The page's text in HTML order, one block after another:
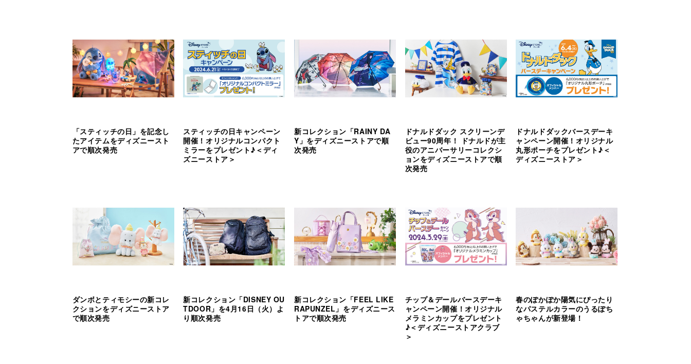
「スティッチの日」を記念し
たアイテムをディズニースト
アで順次発売
スティッチの日キャンペーン
開催！オリジナルコンパクト
ミラーをプレゼント♪＜ディ
ズニーストア＞
新コレクション「RAINY DA
Y」をディズニーストアで順
次発売
ドナルドダック スクリーンデ
ビュー90周年！ ドナルドが主
役のアニバーサリーコレクシ
ョンをディズニーストアで順
次発売
ドナルドダックバースデーキ
ャンペーン開催！オリジナル
丸形ポーチをプレゼント♪＜
ディズニーストア＞
ダンボとティモシーの新コレ
クションをディズニーストア
で順次発売
新コレクション「DISNEY OU
TDOOR」を4月16日（火）よ
り順次発売
新コレクション「FEEL LIKE
RAPUNZEL」をディズニース
トアで順次発売
チップ＆デールバースデーキ
ャンペーン開催！オリジナル
メラミンカップをプレゼント
♪＜ディズニーストアクラブ
＞
春のぽかぽか陽気にぴったり
なパステルカラーのうるぽち
ゃちゃんが新登場！